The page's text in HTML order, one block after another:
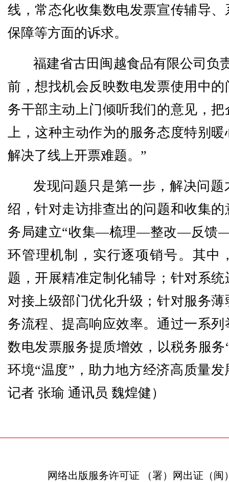
线，常态化收集数电发票宣传辅导
保障等方面的诉求。
福建省古田闽越食品有限公司负
前，想找机会反映数电发票使用中
务干部主动上门倾听我们的意见，
上，这种主动作为的服务态度特别
解决了线上开票难题。”
发现问题只是第一步，解决问题
绍，针对走访排查出的问题和收集
务局建立“收集—梳理—整改—反馈—
环管理机制，实行逐项销号。其中
题，开展精准定制化辅导；针对系
对接上级部门优化升级；针对服务
务流程、提高响应效率。通过一系
数电发票服务提质增效，以税务服务
环境“温度”，助力地方经济高质量
记者 张瑜 通讯员 魏煌健 ）
网络出版服务许可证 （署）网出证（闽